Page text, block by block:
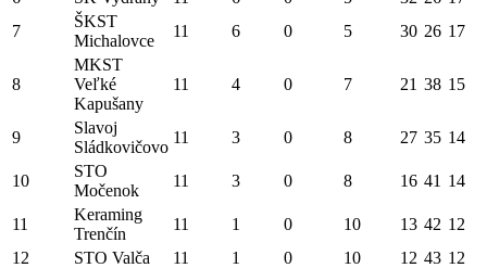
7
ŠKST
Michalovce
11 6 0 5 30 26 17
8
MKST
Veľké
Kapušany
11 4 0 7 21 38 15
9
Slavoj
Sládkovičovo
11 3 0 8 27 35 14
10
STO
Močenok
11 3 0 8 16 41 14
11
Keraming
Trenčín
11 1 0 10 13 42 12
12
STO Valča 11 1 0 10 12 43 12